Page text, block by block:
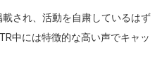
され、活動を自粛しているはず
中には特徴的な高い声でキャッ